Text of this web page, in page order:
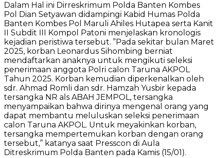
Dalam Hal ini Dirreskrimum Polda Banten Kombes
Pol Dian Setyawan didampingi Kabid Humas Polda
Banten Kombes Pol Maruli Ahiles Hutapea serta Kanit
II Subdit III Kompol Patoni menjelaskan kronologis
kejadian peristiwa tersebut. ”Pada sekitar bulan Maret
2025, korban Leonardus Sihombing berniat
mendaftarkan anaknya untuk mengikuti seleksi
penerimaan anggota Polri calon Taruna AKPOL
Tahun 2025. Korban kemudian diperkenalkan oleh
sdr. Ahmad Romli dan sdr. Hamzah Yusbir kepada
tersangka NR als ABAH JEMPOL, tersangka
menyampaikan bahwa dirinya mengenal orang yang
dapat membantu meluluskan seleksi penerimaan
calon Taruna AKPOL. Untuk meyakinkan korban,
tersangka mempertemukan korban dengan orang
tersebut,” katanya saat Presscon di Aula
Ditreskrimum Polda Banten pada Kamis (15/01).